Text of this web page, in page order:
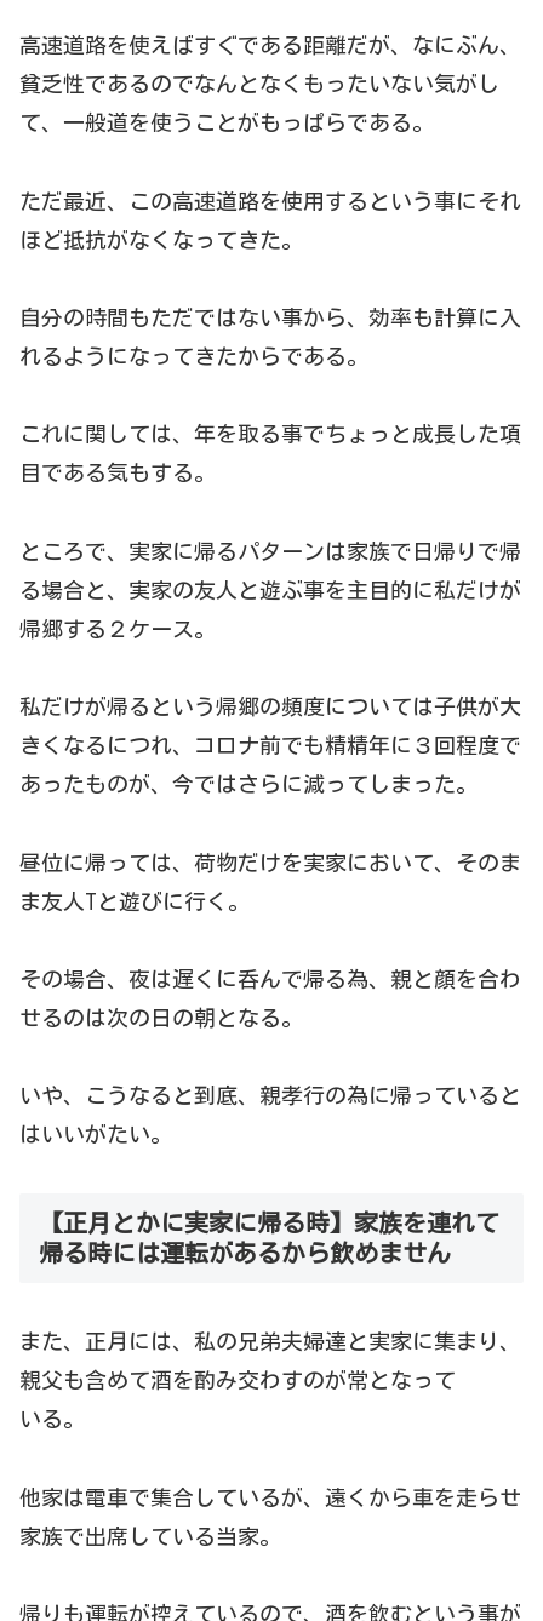
高速道路を使えばすぐである距離だが、なにぶん、
貧乏性であるのでなんとなくもったいない気がし
て、一般道を使うことがもっぱらである。
ただ最近、この高速道路を使用するという事にそれ
ほど抵抗がなくなってきた。
自分の時間もただではない事から、効率も計算に入
れるようになってきたからである。
これに関しては、年を取る事でちょっと成長した項
目である気もする。
ところで、実家に帰るパターンは家族で日帰りで帰
る場合と、実家の友人と遊ぶ事を主目的に私だけが
帰郷する２ケース。
私だけが帰るという帰郷の頻度については子供が大
きくなるにつれ、コロナ前でも精精年に３回程度で
あったものが、今ではさらに減ってしまった。
昼位に帰っては、荷物だけを実家において、そのま
ま友人Tと遊びに行く。
その場合、夜は遅くに呑んで帰る為、親と顔を合わ
せるのは次の日の朝となる。
いや、こうなると到底、親孝行の為に帰っていると
はいいがたい。
【正月とかに実家に帰る時】家族を連れて
帰る時には運転があるから飲めません
また、正月には、私の兄弟夫婦達と実家に集まり、
親父も含めて酒を酌み交わすのが常となって
いる。
他家は電車で集合しているが、遠くから車を走らせ
家族で出席している当家。
帰りも運転が控えているので、酒を飲むという事が